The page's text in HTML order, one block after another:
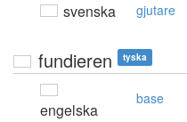
svenska gjutare
fundieren tyska
engelska
base